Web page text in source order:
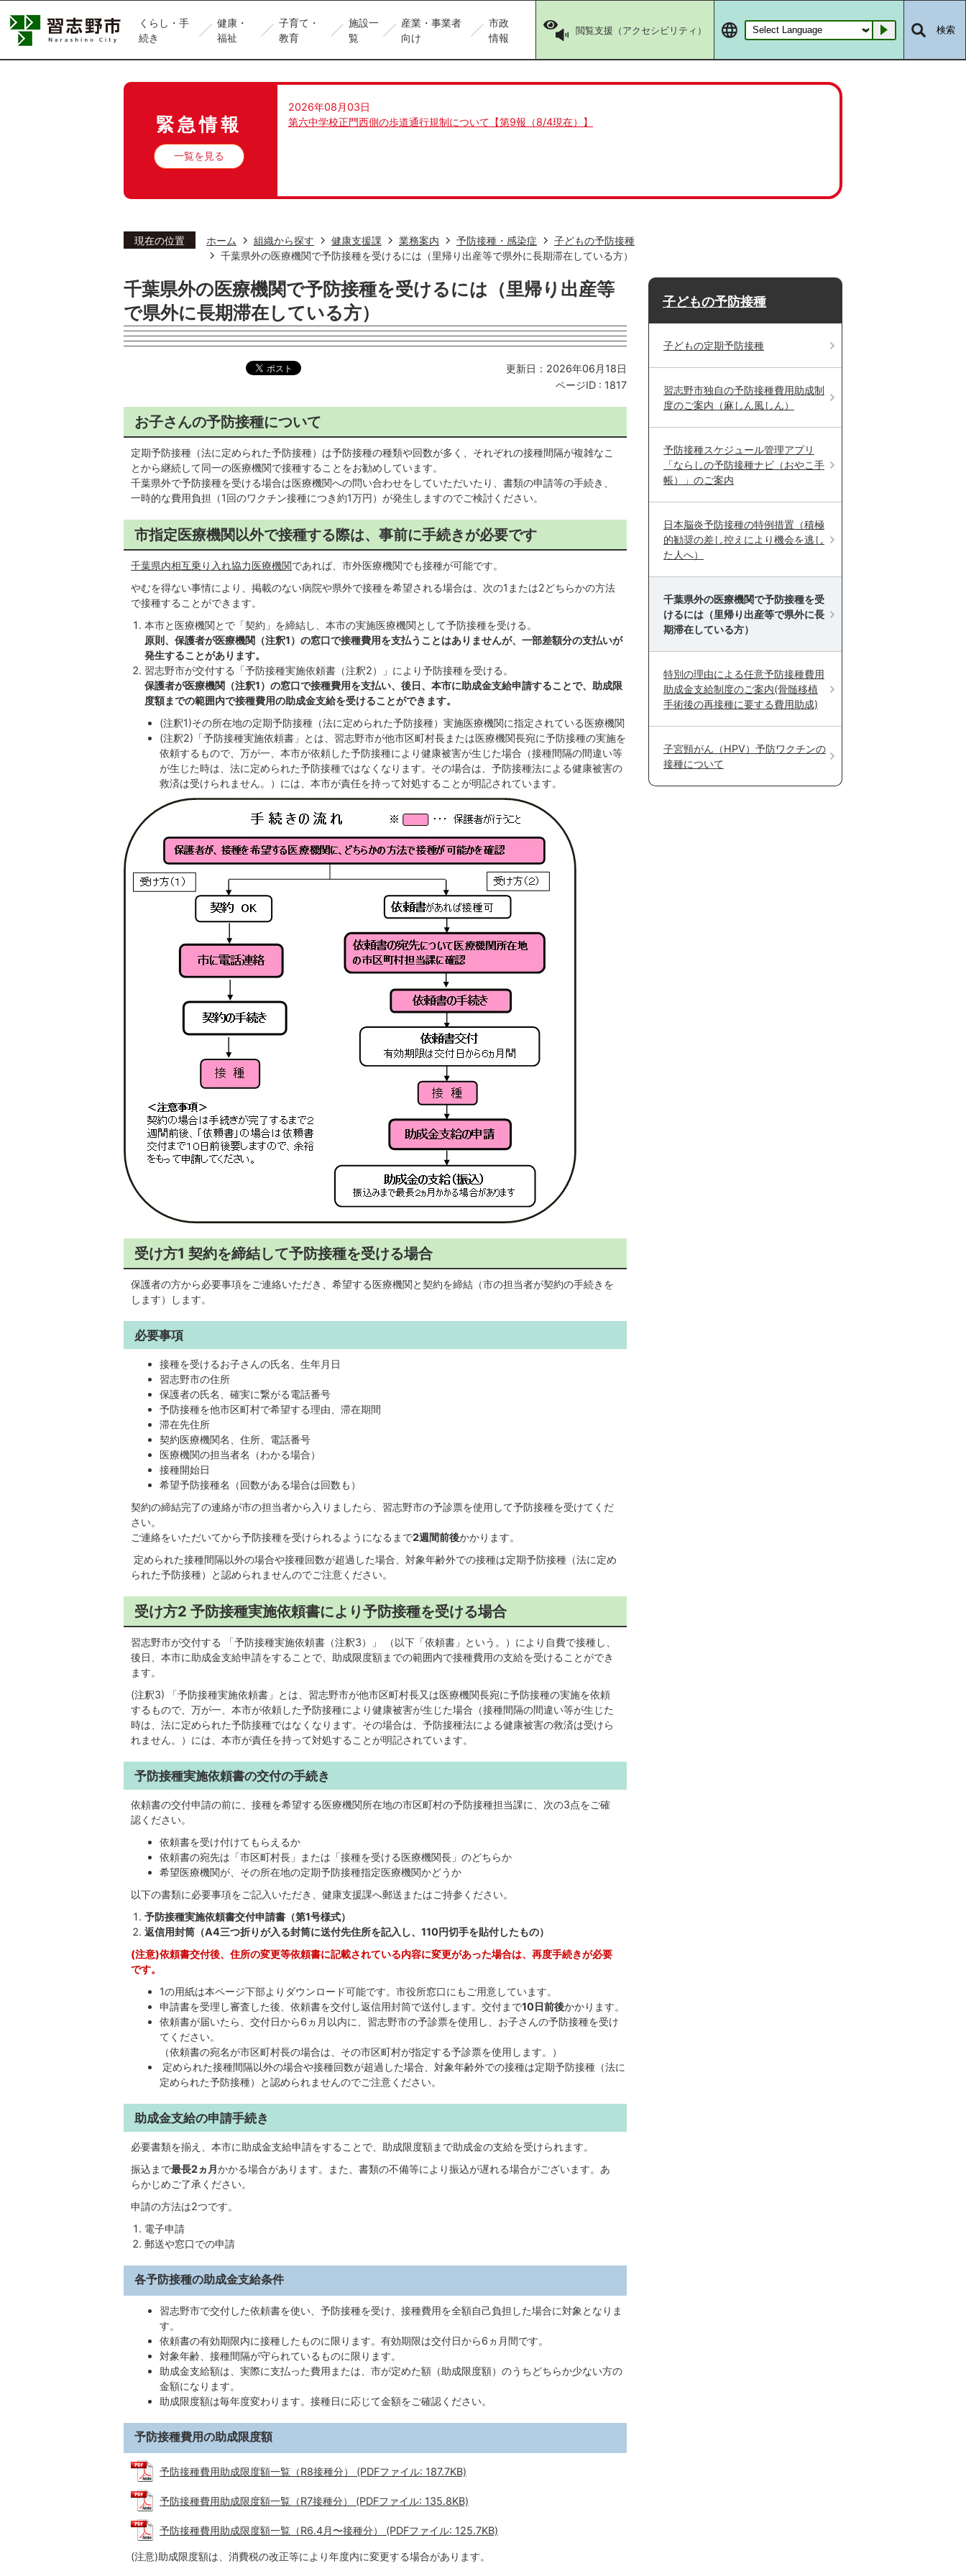
くらし・手
続き
健康・
福祉
子育て・
教育
施設一
覧
産業・事業者
向け
市政
情報
閲覧支援（アクセシビリティ） Go 検索
緊急情報
一覧を見る
2026年08月03日
第六中学校正門西側の歩道通行規制について【第9報（8/4現在）】
現在の位置 ホーム 組織から探す 健康支援課 業務案内 予防接種・感染症
子どもの予防接種
千葉県外の医療機関で予防接種を受けるには（里帰り出産等で県外に長期滞在している方）
千葉県外の医療機関で予防接種を受けるには（里帰り出産等
で県外に長期滞在している方）
更新日：2026年06月18日
ページID : 1817
お子さんの予防接種について
定期予防接種（法に定められた予防接種）は予防接種の種類や回数が多く、それぞれの接種間隔が複雑なこ
とから継続して同一の医療機関で接種することをお勧めしています。
千葉県外で予防接種を受ける場合は医療機関への問い合わせをしていただいたり、書類の申請等の手続き、
一時的な費用負担（1回のワクチン接種につき約1万円）が発生しますのでご検討ください。
市指定医療機関以外で接種する際は、事前に手続きが必要です
千葉県内相互乗り入れ協力医療機関であれば、市外医療機関でも接種が可能です。
やむを得ない事情により、掲載のない病院や県外で接種を希望される場合は、次の1または2どちらかの方法
で接種することができます。
本市と医療機関とで「契約」を締結し、本市の実施医療機関として予防接種を受ける。
原則、保護者が医療機関（注釈1）の窓口で接種費用を支払うことはありませんが、一部差額分の支払いが
発生することがあります。
習志野市が交付する「予防接種実施依頼書（注釈2）」により予防接種を受ける。
保護者が医療機関（注釈1）の窓口で接種費用を支払い、後日、本市に助成金支給申請することで、助成限
度額までの範囲内で接種費用の助成金支給を受けることができます。
(注釈1)その所在地の定期予防接種（法に定められた予防接種）実施医療機関に指定されている医療機関
(注釈2)「予防接種実施依頼書」とは、習志野市が他市区町村長または医療機関長宛に予防接種の実施を
依頼するもので、万が一、本市が依頼した予防接種により健康被害が生じた場合（接種間隔の間違い等
が生じた時は、法に定められた予防接種ではなくなります。その場合は、予防接種法による健康被害の
救済は受けられません。）には、本市が責任を持って対処することが明記されています。
受け方1 契約を締結して予防接種を受ける場合
保護者の方から必要事項をご連絡いただき、希望する医療機関と契約を締結（市の担当者が契約の手続きを
します）します。
必要事項
接種を受けるお子さんの氏名、生年月日
習志野市の住所
保護者の氏名、確実に繋がる電話番号
予防接種を他市区町村で希望する理由、滞在期間
滞在先住所
契約医療機関名、住所、電話番号
医療機関の担当者名（わかる場合）
接種開始日
希望予防接種名（回数がある場合は回数も）
契約の締結完了の連絡が市の担当者から入りましたら、習志野市の予診票を使用して予防接種を受けてくだ
さい。
ご連絡をいただいてから予防接種を受けられるようになるまで2週間前後かかります。
定められた接種間隔以外の場合や接種回数が超過した場合、対象年齢外での接種は定期予防接種（法に定め
られた予防接種）と認められませんのでご注意ください。
受け方2 予防接種実施依頼書により予防接種を受ける場合
習志野市が交付する 「予防接種実施依頼書（注釈3）」 （以下「依頼書」という。）により自費で接種し、
後日、本市に助成金支給申請をすることで、助成限度額までの範囲内で接種費用の支給を受けることができ
ます。
(注釈3) 「予防接種実施依頼書」とは、習志野市が他市区町村長又は医療機関長宛に予防接種の実施を依頼
するもので、万が一、本市が依頼した予防接種により健康被害が生じた場合（接種間隔の間違い等が生じた
時は、法に定められた予防接種ではなくなります。その場合は、予防接種法による健康被害の救済は受けら
れません。）には、本市が責任を持って対処することが明記されています。
予防接種実施依頼書の交付の手続き
依頼書の交付申請の前に、接種を希望する医療機関所在地の市区町村の予防接種担当課に、次の3点をご確
認ください。
依頼書を受け付けてもらえるか
依頼書の宛先は「市区町村長」または「接種を受ける医療機関長」のどちらか
希望医療機関が、その所在地の定期予防接種指定医療機関かどうか
以下の書類に必要事項をご記入いただき、健康支援課へ郵送またはご持参ください。
予防接種実施依頼書交付申請書（第1号様式）
返信用封筒（A4三つ折りが入る封筒に送付先住所を記入し、110円切手を貼付したもの）
(注意)依頼書交付後、住所の変更等依頼書に記載されている内容に変更があった場合は、再度手続きが必要
です。
1の用紙は本ページ下部よりダウンロード可能です。市役所窓口にもご用意しています。
申請書を受理し審査した後、依頼書を交付し返信用封筒で送付します。交付まで10日前後かかります。
依頼書が届いたら、交付日から6ヵ月以内に、習志野市の予診票を使用し、お子さんの予防接種を受け
てください。
（依頼書の宛名が市区町村長の場合は、その市区町村が指定する予診票を使用します。）
定められた接種間隔以外の場合や接種回数が超過した場合、対象年齢外での接種は定期予防接種（法に
定められた予防接種）と認められませんのでご注意ください。
助成金支給の申請手続き
必要書類を揃え、本市に助成金支給申請をすることで、助成限度額まで助成金の支給を受けられます。
振込まで最長2ヵ月かかる場合があります。また、書類の不備等により振込が遅れる場合がございます。あ
らかじめご了承ください。
申請の方法は2つです。
電子申請
郵送や窓口での申請
各予防接種の助成金支給条件
習志野市で交付した依頼書を使い、予防接種を受け、接種費用を全額自己負担した場合に対象となりま
す。
依頼書の有効期限内に接種したものに限ります。有効期限は交付日から6ヵ月間です。
対象年齢、接種間隔が守られているものに限ります。
助成金支給額は、実際に支払った費用または、市が定めた額（助成限度額）のうちどちらか少ない方の
金額になります。
助成限度額は毎年度変わります。接種日に応じて金額をご確認ください。
予防接種費用の助成限度額
予防接種費用助成限度額一覧（R8接種分） (PDFファイル: 187.7KB)
予防接種費用助成限度額一覧（R7接種分） (PDFファイル: 135.8KB)
予防接種費用助成限度額一覧（R6.4月〜接種分） (PDFファイル: 125.7KB)
(注意)助成限度額は、消費税の改正等により年度内に変更する場合があります。
子どもの予防接種
子どもの定期予防接種
習志野市独自の予防接種費用助成制
度のご案内（麻しん風しん）
予防接種スケジュール管理アプリ
「ならしの予防接種ナビ（おやこ手
帳）」のご案内
日本脳炎予防接種の特例措置（積極
的勧奨の差し控えにより機会を逃し
た人へ）
千葉県外の医療機関で予防接種を受
けるには（里帰り出産等で県外に長
期滞在している方）
特別の理由による任意予防接種費用
助成金支給制度のご案内(骨髄移植
手術後の再接種に要する費用助成)
子宮頸がん（HPV）予防ワクチンの
接種について